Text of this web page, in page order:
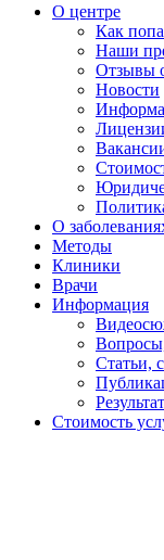
О центре
Как
Наши
Отзывы
Новости
О
Методы
Клиники
Врачи
Информация
Статьи,
Стоимость